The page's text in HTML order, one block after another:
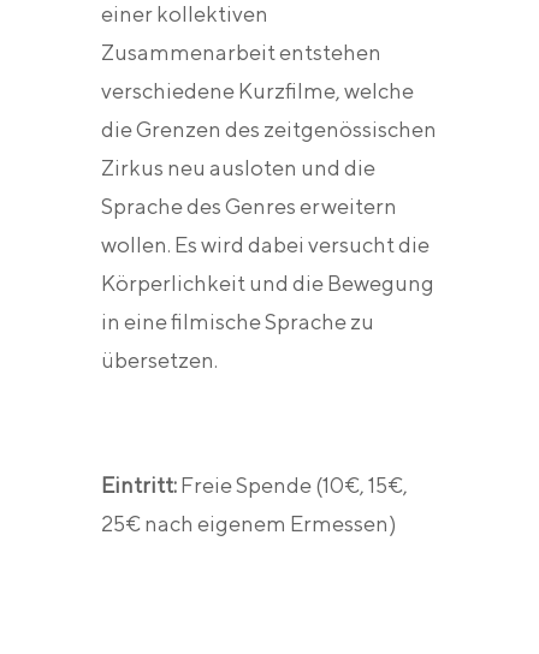
einer kollektiven
Zusammenarbeit entstehen
verschiedene Kurzfilme, welche
die Grenzen des zeitgenössischen
Zirkus neu ausloten und die
Sprache des Genres erweitern
wollen. Es wird dabei versucht die
Körperlichkeit und die Bewegung
in eine filmische Sprache zu
übersetzen.
Eintritt:Freie Spende (10€, 15€,
25€ nach eigenem Ermessen)